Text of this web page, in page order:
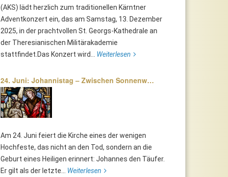
(AKS) lädt herzlich zum traditionellen Kärntner
Adventkonzert ein, das am Samstag, 13. Dezember
2025, in der prachtvollen St. Georgs-Kathedrale an
der Theresianischen Militärakademie
stattfindet.Das Konzert wird... Weiterlesen
24. Juni: Johannistag – Zwischen Sonnenw…
Am 24. Juni feiert die Kirche eines der wenigen
Hochfeste, das nicht an den Tod, sondern an die
Geburt eines Heiligen erinnert: Johannes den Täufer.
Er gilt als der letzte... Weiterlesen